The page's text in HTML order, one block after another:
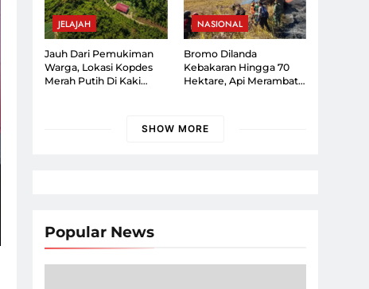
JELAJAH
Jauh Dari Pemukiman
Warga, Lokasi Kopdes
Merah Putih Di Kaki
NASIONAL
Bromo Dilanda
Kebakaran Hingga 70
Hektare, Api Merambat
SHOW MORE
Popular News